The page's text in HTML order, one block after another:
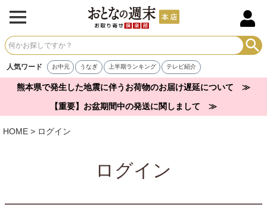
人気ワード お中元 うなぎ 上半期ランキング テレビ紹介
熊本県で発生した地震に伴うお荷物のお届け遅延について ≫
【重要】お盆期間中の発送に関しまして ≫
HOME ログイン
ログイン